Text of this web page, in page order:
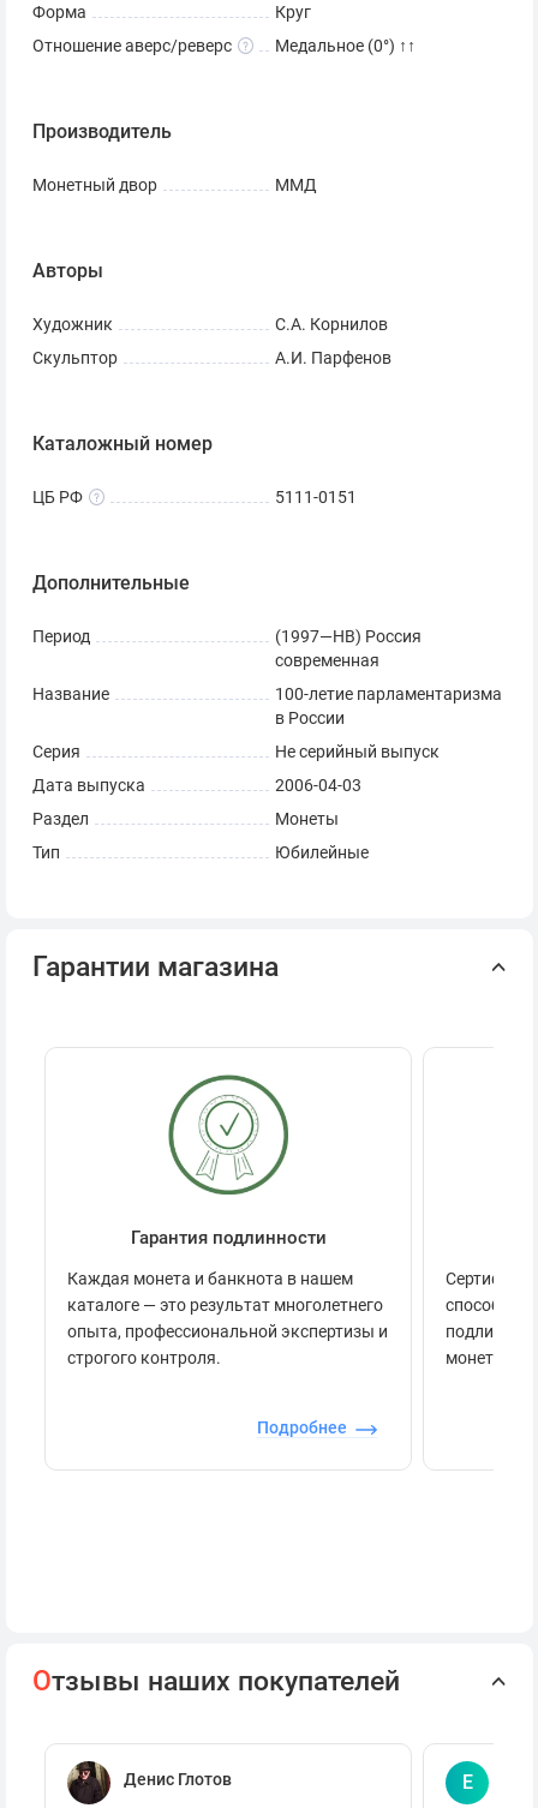
Форма
Круг
Отношение аверс/реверс
Медальное (0°) ↑↑
Производитель
Монетный двор ММД
Авторы
Художник
С.А. Корнилов
Скульптор
А.И. Парфенов
Каталожный номер
ЦБ РФ 5111-0151
Дополнительные
Период
(1997—НВ) Россия
современная
Название
100-летие парламентаризма
в России
Серия
Не серийный выпуск
Дата выпуска
2006-04-03
Раздел
Монеты
Тип
Юбилейные
Гарантии магазина
Гарантия подлинности
Каждая монета и банкнота в нашем
каталоге — это результат многолетнего
опыта, профессиональной экспертизы и
строгого контроля.
Подробнее
способов
монеты.
Отзывы наших покупателей
Денис Глотов Е